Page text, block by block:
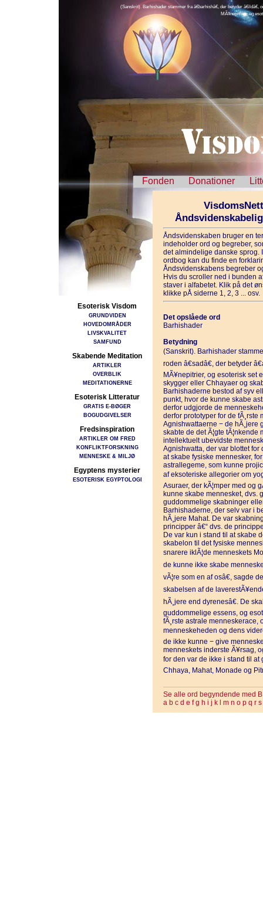
(Sanskrit). Barhishader stammer fra â€barhishâ€, der betyder â€ildâ€,
MÃ¥nepitrier, og
Fonden Donationer
Esoterisk Visdom
GRUNDVIDEN
HOVEDOMRÅDER
LIVSKVALITET
SAMFUND
Skabende Meditation
ARTIKLER
OVERBLIK
MEDITATIONERNE
Esoterisk Litteratur
GRATIS E-BØGER
BOGUDGIVELSER
Fredsinspiration
ARTIKLER OM FRED
KONFLIKTFORSKNING
MENNESKE & MILJØ
Egyptens mysterier
ESOTERISK EGYPTOLOGI
Åndsvidenskaben bruger en
indeholder ord og begreber,
det almindelige danske sprog.
ordbog kan du finde en
Åndsvidenskabens begreber
Hvis du scroller ned i bunden
staver i alfabetet. Klik på det
klikke pÅ siderne 1, 2, 3 ... osv.
Det opslåede ord
Barhishader
Betydning
(Sanskrit). Barhishader
roden â€sadâ€, der betyder
MÃ¥nepitrier, og esoterisk set
skygger eller Chhayaer og
Barhishaderne bestod af syv
punkt, hvor de kunne skabe
derfor udgjorde de
derfor prototyper for de fÃ¸rste
Agnishwattaerne − de hÃ¸jere
skabte de det Ã¦gte
intellektuelt ubevidste
Agnishwatta, der var blottet
at skabe fysiske mennesker,
astrallegeme, som kunne
af eksoteriske allegorier om
Asuraer, der kÃ¦mper med og
kunne skabe mennesket, dvs.
guddommelige skabninger
Barhishaderne, der selv var i
hÃ¸jere Mahat. De var
principper â€“ dvs. de
De var kun i stand til at skabe
skabelon til det fysiske
snarere iklÃ¦de menneskets
de kunne ikke skabe
vÃ¦re som en af osâ€, sagde
skabelsen af de
hÃ¸jere end dyrenesâ€. De
guddommelige essens, og
fÃ¸rste astrale menneskerace,
menneskeheden og dens
de ikke kunne − give
menneskets inderste Ã¥rsag,
for den var de ikke i stand til at
Chhaya, Mahat, Monade og
Se alle ord begyndende med B
a b c d e f g h i j k m n o p q r s